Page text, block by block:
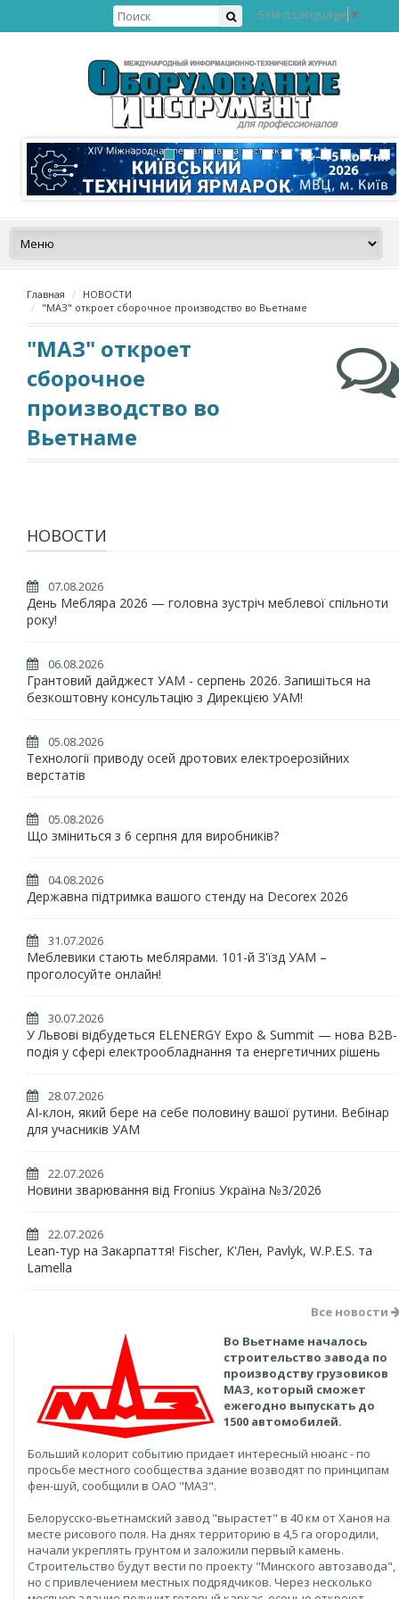
Select Language ▼
Главная
НОВОСТИ
"МАЗ" откроет сборочное производство во Вьетнаме
"МАЗ" откроет
сборочное
производство во
Вьетнаме
НОВОСТИ
07.08.2026
День Мебляра 2026 — головна зустріч меблевої спільноти
року!
06.08.2026
Грантовий дайджест УАМ - серпень 2026. Запишіться на
безкоштовну консультацію з Дирекцією УАМ!
05.08.2026
Технології приводу осей дротових електроерозійних
верстатів
05.08.2026
Що зміниться з 6 серпня для виробників?
04.08.2026
Державна підтримка вашого стенду на Decorex 2026
31.07.2026
Меблевики стають меблярами. 101-й З'їзд УАМ –
проголосуйте онлайн!
30.07.2026
У Львові відбудеться ELENERGY Expo & Summit — нова B2B-
подія у сфері електрообладнання та енергетичних рішень
28.07.2026
AI-клон, який бере на себе половину вашої рутини. Вебінар
для учасників УАМ
22.07.2026
Новини зварювання від Fronius Україна №3/2026
22.07.2026
Lean-тур на Закарпаття! Fischer, К'Лен, Pavlyk, W.P.E.S. та
Lamella
Все новости
Во Вьетнаме началось
строительство завода по
производству грузовиков
МАЗ, который сможет
ежегодно выпускать до
1500 автомобилей.
Больший колорит событию придает интересный нюанс - по
просьбе местного сообщества здание возводят по принципам
фен-шуй, сообщили в ОАО "МАЗ".
Белорусско-вьетнамский завод "вырастет" в 40 км от Ханоя на
месте рисового поля. На днях территорию в 4,5 га огородили,
начали укреплять грунтом и заложили первый камень.
Строительство будут вести по проекту "Минского автозавода",
но с привлечением местных подрядчиков. Через несколько